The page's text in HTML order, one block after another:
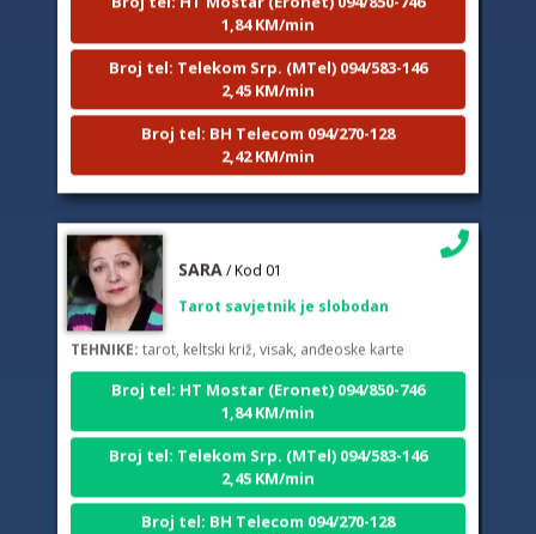
Broj tel: Telekom Srp. (MTel) 094/583-146
2,45 KM/min
Broj tel: BH Telecom 094/270-128
2,42 KM/min
TEHNIKE:tarot, keltski križ, visak, anđeoske karte
Broj tel: HT Mostar (Eronet) 094/850-746
1,84 KM/min
Broj tel: Telekom Srp. (MTel) 094/583-146
2,45 KM/min
Broj tel: BH Telecom 094/270-128
2,42 KM/min